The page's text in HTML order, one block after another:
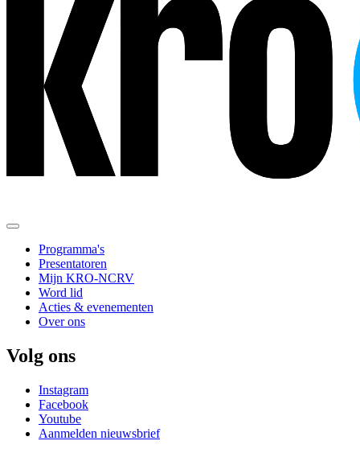
Programma's
Presentatoren
Mijn KRO-NCRV
Word lid
Acties & evenementen
Over ons
Volg ons
Instagram
Facebook
Youtube
Aanmelden nieuwsbrief